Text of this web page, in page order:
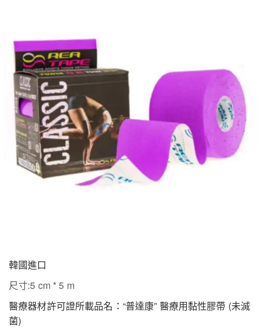
韓國進口
尺寸:5 cm * 5 m
醫療器材許可證所載品名：“普達康” 醫療用黏性膠帶 (未滅
菌)